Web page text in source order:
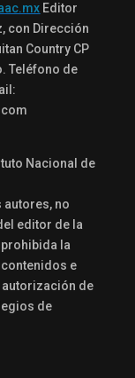
Editor
con Dirección
Country CP
Teléfono de
Nacional de
autores, no
editor de la
la
e
de
de